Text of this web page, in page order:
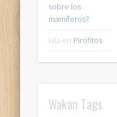
sobre los
mamíferos?
lala en Pirófitos
Wakan Tags